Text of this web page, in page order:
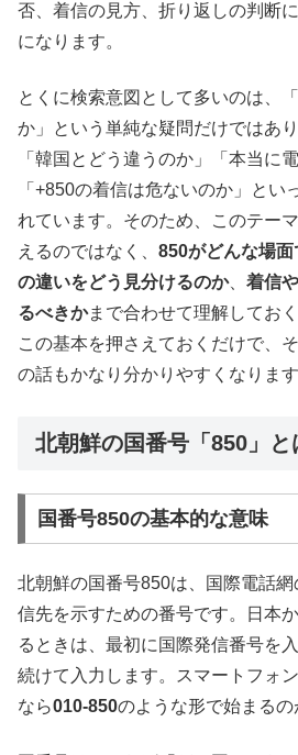
否、着信の見方、折り返しの判断
になります。
とくに検索意図として多いのは、
か」という単純な疑問だけではあ
「韓国とどう違うのか」「本当に
「+850の着信は危ないのか」とい
れています。そのため、このテー
えるのではなく、 850がどんな場
の違いをどう見分けるのか、 着信
るべきかまで合わせて理解してお
この基本を押さえておくだけで、
の話もかなり分かりやすくなります
北朝鮮の国番号「850」と
国番号850の基本的な意味
北朝鮮の国番号850は、国際電話
信先を示すための番号です。日本
るときは、最初に国際発信番号を
続けて入力します。スマートフォ
なら010-850のような形で始まるの